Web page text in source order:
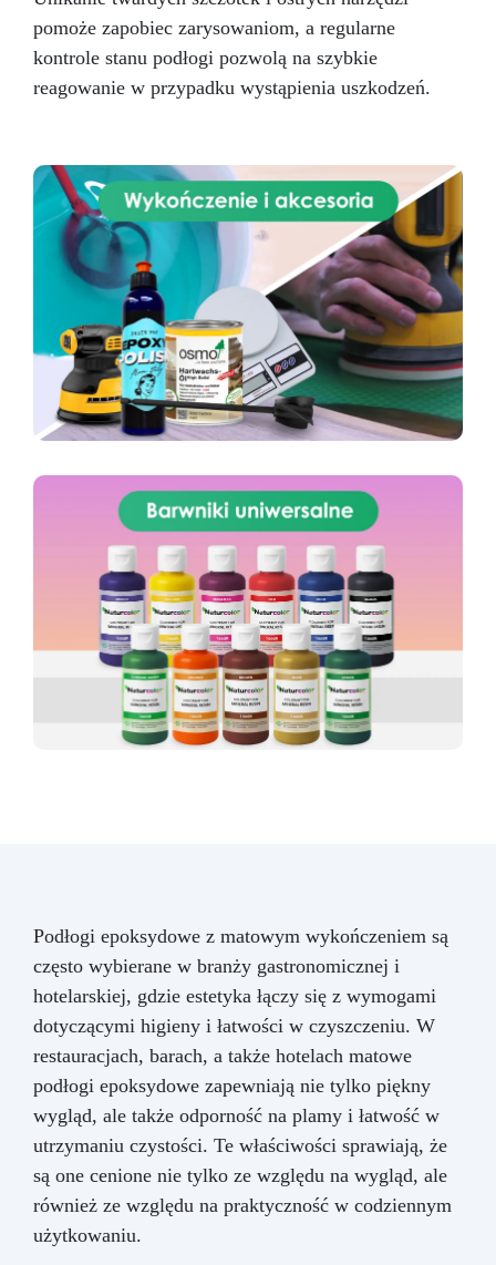
pomoże zapobiec zarysowaniom, a regularne
kontrole stanu podłogi pozwolą na szybkie
reagowanie w przypadku wystąpienia uszkodzeń.
Podłogi epoksydowe z matowym wykończeniem są
często wybierane w branży gastronomicznej i
hotelarskiej, gdzie estetyka łączy się z wymogami
dotyczącymi higieny i łatwości w czyszczeniu. W
restauracjach, barach, a także hotelach matowe
podłogi epoksydowe zapewniają nie tylko piękny
wygląd, ale także odporność na plamy i łatwość w
utrzymaniu czystości. Te właściwości sprawiają, że
są one cenione nie tylko ze względu na wygląd, ale
również ze względu na praktyczność w codziennym
użytkowaniu.